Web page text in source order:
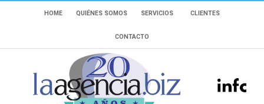
HOME QUIÉNES SOMOS SERVICIOS CLIENTES
CONTACTO